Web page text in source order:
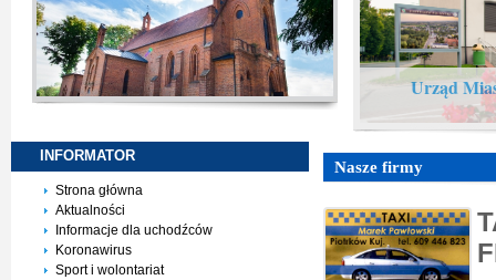
Urząd
INFORMATOR
Strona główna
Aktualności
Informacje dla uchodźców
Koronawirus
Sport i wolontariat
Nasze firmy